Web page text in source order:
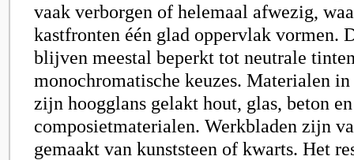
vaak verborgen of helemaal afwezig,
kastfronten één glad oppervlak vormen.
blijven meestal beperkt tot neutrale
monochromatische keuzes. Materialen
zijn hoogglans gelakt hout, glas, beton en
composietmaterialen. Werkbladen zijn
gemaakt van kunststeen of kwarts. Het